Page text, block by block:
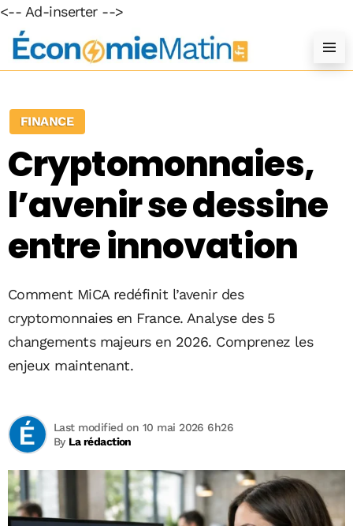
<-- Ad-inserter -->
FINANCE
Cryptomonnaies,
l’avenir se dessine
entre innovation
Comment MiCA redéfinit l’avenir des
cryptomonnaies en France. Analyse des 5
changements majeurs en 2026. Comprenez les
enjeux maintenant.
By La rédaction
Last modified on 10 mai 2026 6h26